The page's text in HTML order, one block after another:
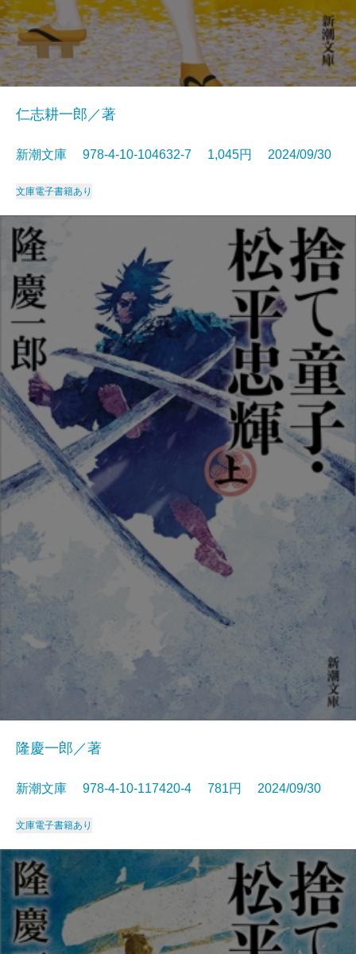
仁志耕一郎／著
新潮文庫 978-4-10-104632-7 1,045円 2024/09/30
文庫電子書籍あり
隆慶一郎／著
新潮文庫 978-4-10-117420-4 781円 2024/09/30
文庫電子書籍あり